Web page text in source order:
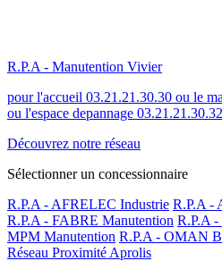
R.P.A - Manutention Vivier
pour l'accueil 03.21.21.30.30 ou le
ou l'espace depannage 03.21.21.30.32
Découvrez notre réseau
Sélectionner un concessionnaire
R.P.A - AFRELEC Industrie R.P.A -
R.P.A - FABRE Manutention R.P.A
MPM Manutention R.P.A - OMAN
Réseau Proximité Aprolis